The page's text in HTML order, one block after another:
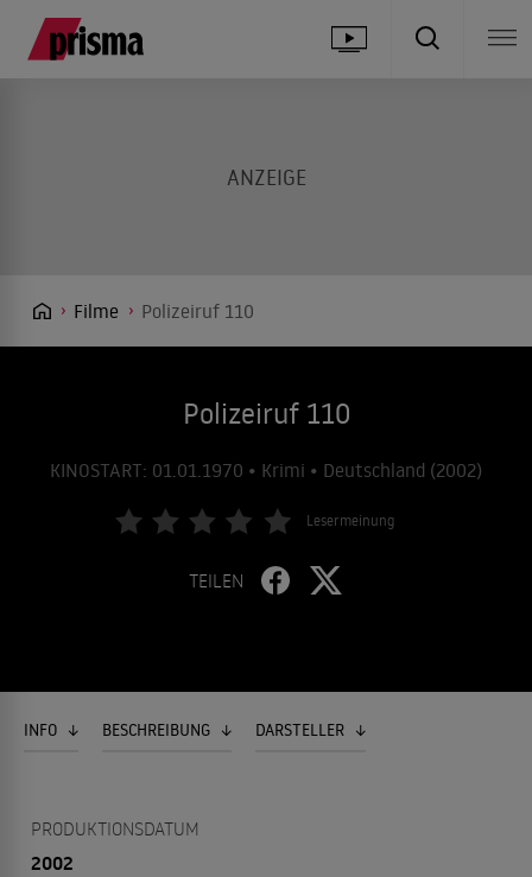
Filme Polizeiruf 110
Polizeiruf 110
KINOSTART: 01.01.1970 • Krimi • Deutschland (2002)
Lesermeinung
TEILEN
INFO BESCHREIBUNG DARSTELLER
PRODUKTIONSDATUM
2002